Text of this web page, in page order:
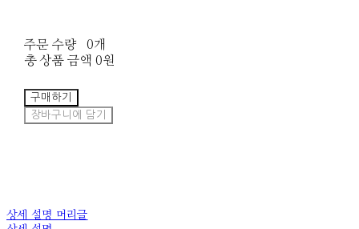
주문 수량
0개
총 상품 금액 0원
구매하기
장바구니에 담기
상세 설명 머리글